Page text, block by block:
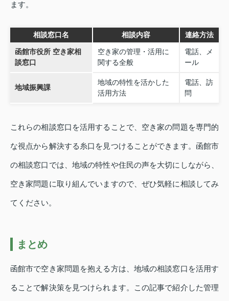
ます。
相談窓口名 相談内容 連絡方法
函館市役所 空き家相
談窓口
空き家の管理・活用に
関する全般
電話、メ
ール
地域振興課
地域の特性を活かした
活用方法
電話、訪
問
これらの相談窓口を活用することで、空き家の問題を専門的
な視点から解決する糸口を見つけることができます。函館市
の相談窓口では、地域の特性や住民の声を大切にしながら、
空き家問題に取り組んでいますので、ぜひ気軽に相談してみ
てください。
まとめ
函館市で空き家問題を抱える方は、地域の相談窓口を活用す
ることで解決策を見つけられます。この記事で紹介した管理